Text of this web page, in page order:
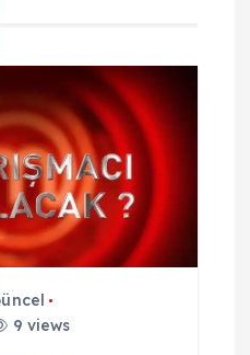
9 views